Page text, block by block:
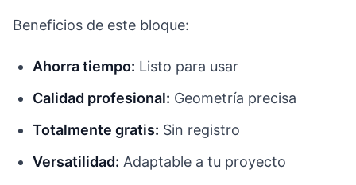
Beneficios de este bloque:
Ahorra tiempo: Listo para usar
Calidad profesional: Geometría precisa
Totalmente gratis: Sin registro
Versatilidad: Adaptable a tu proyecto